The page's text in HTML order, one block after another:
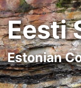
Eesti
Estonian